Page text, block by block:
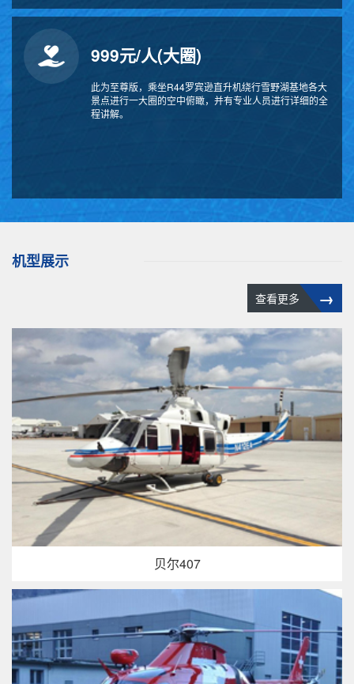
999元/人(大圈)
此为至尊版，乘坐R44罗宾逊直升机绕行雪野湖基地各大
景点进行一大圈的空中俯瞰，并有专业人员进行详细的全
程讲解。
机型展示
→
查看更多
贝尔407